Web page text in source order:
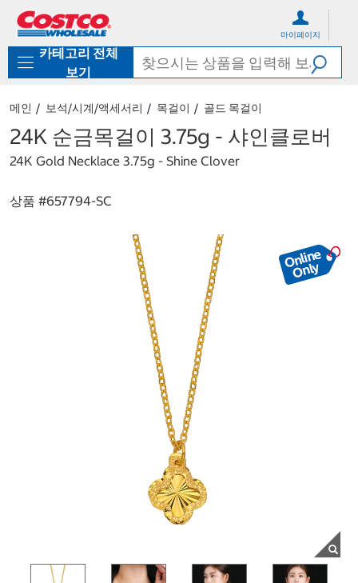
로
기
가
마이페이지
카테고리 전체
보기
메인 보석/시계/액세서리 목걸이 골드 목걸이
24K 순금목걸이 3.75g - 샤인클로버
24K Gold Necklace 3.75g - Shine Clover
상품 #657794-SC